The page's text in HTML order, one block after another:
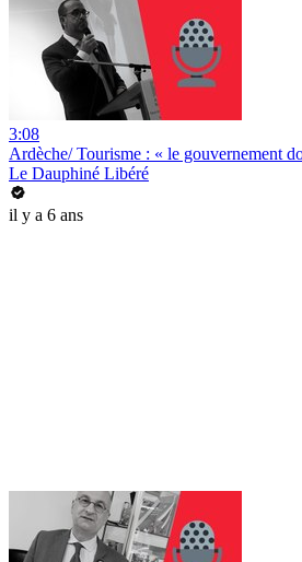
3:08
Ardèche/ Tourisme : « le gouvernement
Le Dauphiné Libéré
il y a 6 ans